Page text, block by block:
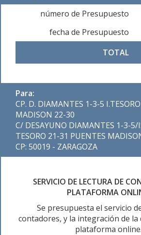
número de Presupuesto
fecha de Presupuesto
TOTAL
Para:
CP. D. DIAMANTES 1-3-5
MADISON 22-30
C/ DESAYUNO DIAMANTES 1-3-5/
TESORO 21-31 PUENTES
CP: 50019 - ZARAGOZA
SERVICIO DE LECTURA DE
PLATAFORMA
Se presupuesta el servicio
contadores, y la integración de la
plataforma online.